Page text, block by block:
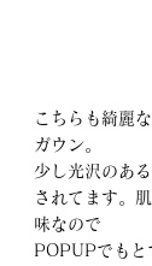
こちらも綺麗
ガウン。
少し光沢のあ
されてます。
味なので
POPUPでもと